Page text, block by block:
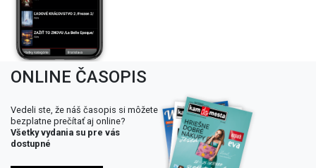
ONLINE ČASOPIS
Vedeli ste, že náš časopis si môžete
bezplatne prečítať aj online?
Všetky vydania su pre vás
dostupné